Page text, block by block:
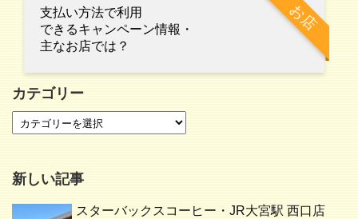
お店
支払い方法で利用
できるキャンペーン情報・
主なお店では？
カテゴリー
新しい記事
スターバックスコーヒー・JR大宮駅 西口店